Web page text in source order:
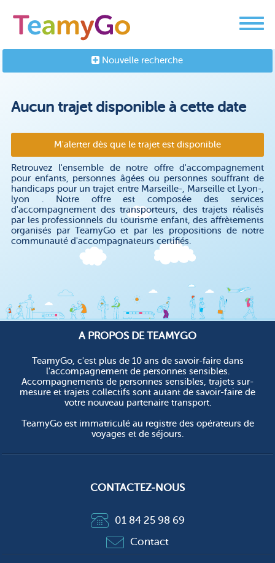
Nouvelle recherche
Aucun trajet disponible à cette date
M'alerter dès que le trajet est disponible
Retrouvez l'ensemble de notre offre d'accompagnement
pour enfants, personnes âgées ou personnes souffrant de
handicaps pour un trajet entre Marseille-, Marseille et Lyon-,
lyon . Notre offre est composée des services
d'accompagnement des transporteurs, des trajets réalisés
par les professionnels du tourisme enfant, des affrètements
organisés par TeamyGo et par les propositions de notre
communauté d'accompagnateurs certifiés.
A PROPOS DE TEAMYGO
TeamyGo, c'est plus de 10 ans de savoir-faire dans
l'accompagnement de personnes sensibles.
Accompagnements de personnes sensibles, trajets sur-
mesure et trajets collectifs sont autant de savoir-faire de
votre nouveau partenaire transport.
TeamyGo est immatriculé au registre des opérateurs de
voyages et de séjours.
CONTACTEZ-NOUS
01 84 25 98 69
Contact